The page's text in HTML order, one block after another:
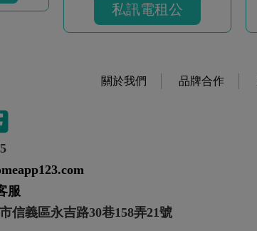
私訊電租公
關於我們 品牌合作
服
信義區永吉路30巷158弄21號